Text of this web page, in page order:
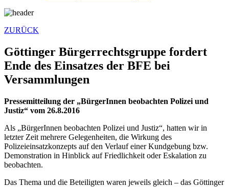
ZURÜCK
Göttinger Bürgerrechtsgruppe fordert
Ende des Einsatzes der BFE bei
Versammlungen
Pressemitteilung der „BürgerInnen beobachten Polizei und
Justiz“ vom 26.8.2016
Als „BürgerInnen beobachten Polizei und Justiz“, hatten wir in
letzter Zeit mehrere Gelegenheiten, die Wirkung des
Polizeieinsatzkonzepts auf den Verlauf einer Kundgebung bzw.
Demonstration in Hinblick auf Friedlichkeit oder Eskalation zu
beobachten.
Das Thema und die Beteiligten waren jeweils gleich – das Göttinger